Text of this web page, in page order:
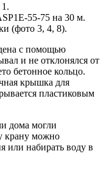
55-75 на 30 м.
(фото 3, 4, 8).
с помощью
и не отклонялся от
бетонное кольцо.
крышка для
пластиковым
дома могли
крану можно
или набирать воду в